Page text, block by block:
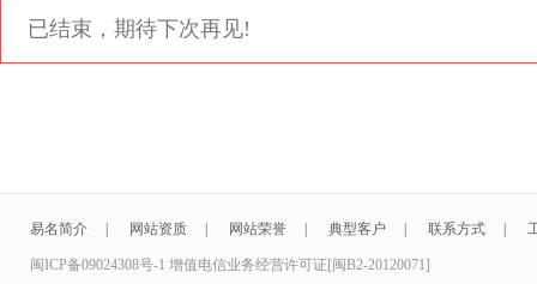
恭喜上市，希望能为广大小米农谋福利
易名简介 网站资质 网站荣誉 典型客户 联系方式
闽ICP备09024308号-1 增值电信业务经营许可证[闽B2-20120071]